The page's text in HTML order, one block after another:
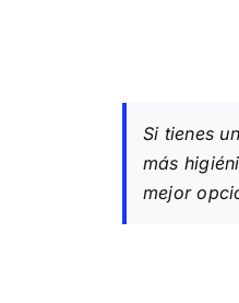
Si tienes
más
mejor